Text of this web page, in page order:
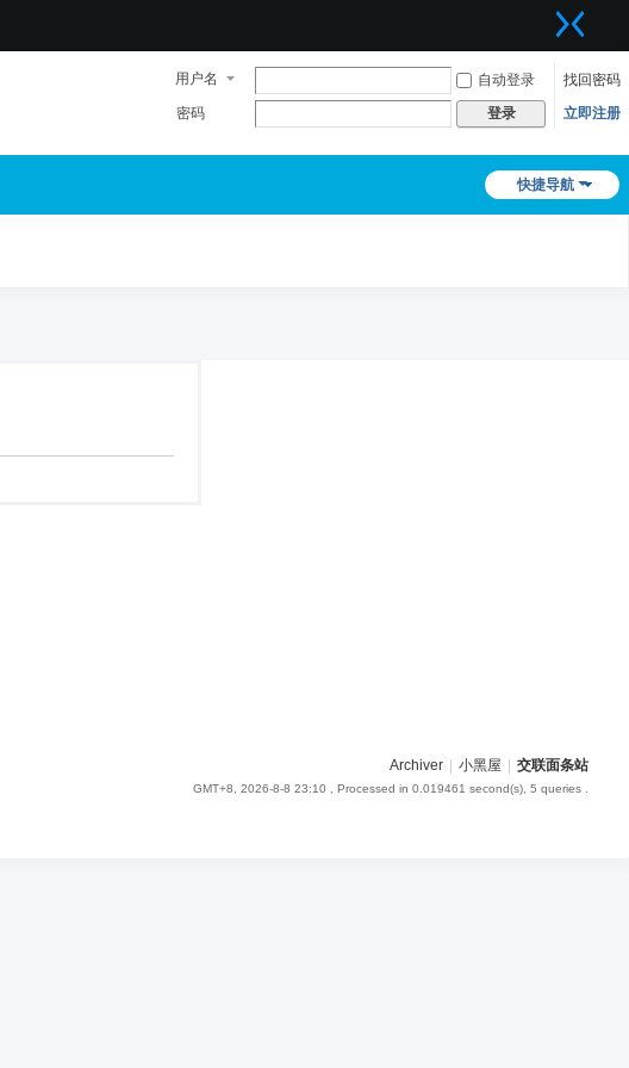
用户名 自动登录
找回密码
密码
登录 立即注册
快捷导航
Archiver 小黑屋 交联面条站
GMT+8, 2026-8-8 23:10 , Processed in 0.019461 second(s), 5 queries .